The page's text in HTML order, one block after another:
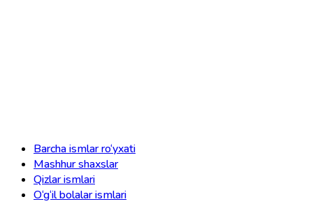
Barcha ismlar ro‘yxati
Mashhur shaxslar
Qizlar ismlari
O‘g‘il bolalar ismlari